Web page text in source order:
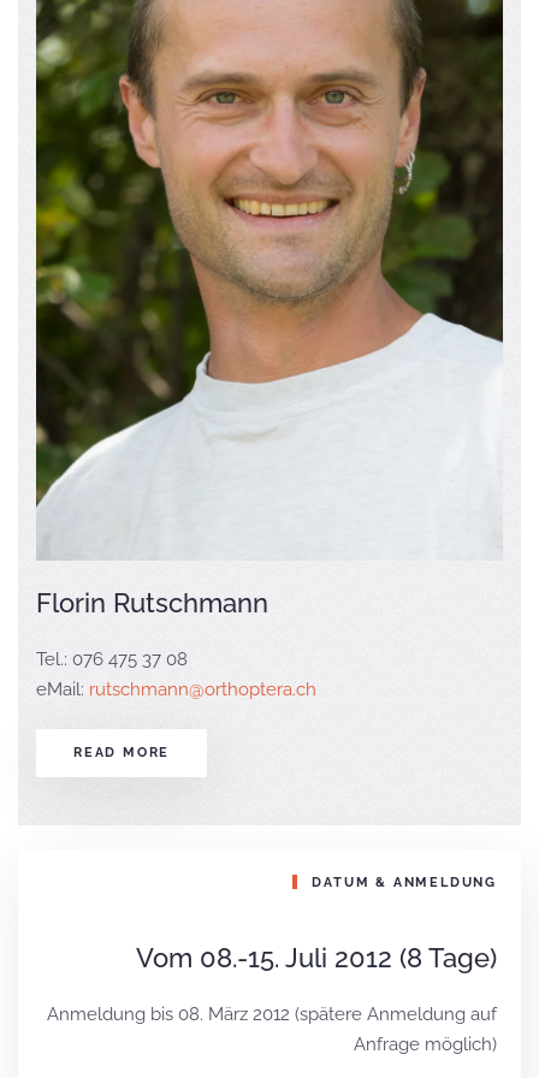
Florin Rutschmann
Tel.: 076 475 37 08
eMail: rutschmann@orthoptera.ch
READ MORE
DATUM & ANMELDUNG
Vom 08.-15. Juli 2012 (8 Tage)
Anmeldung bis 08. März 2012 (spätere Anmeldung auf
Anfrage möglich)